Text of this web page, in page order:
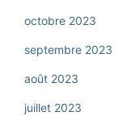
octobre 2023
septembre 2023
août 2023
juillet 2023